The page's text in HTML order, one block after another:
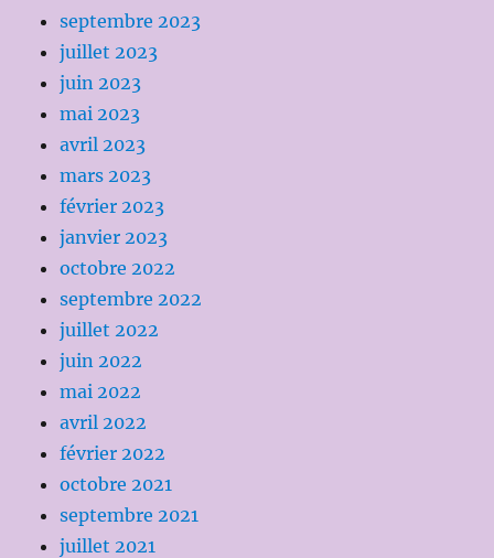
septembre 2023
juillet 2023
juin 2023
mai 2023
avril 2023
mars 2023
février 2023
janvier 2023
octobre 2022
septembre 2022
juillet 2022
juin 2022
mai 2022
avril 2022
février 2022
octobre 2021
septembre 2021
juillet 2021